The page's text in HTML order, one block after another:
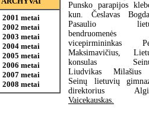
2001 metai
2002 metai
2003 metai
2004 metai
2005 metai
2006 metai
2007 metai
2008 metai
Punsko parapijos
kun. Česlavas
Pasaulio
bendruomenės
vicepirmininkas
Maksimavičius,
konsulas
Liudvikas Milašius
Seinų lietuvių
direktorius
Vaicekauskas.